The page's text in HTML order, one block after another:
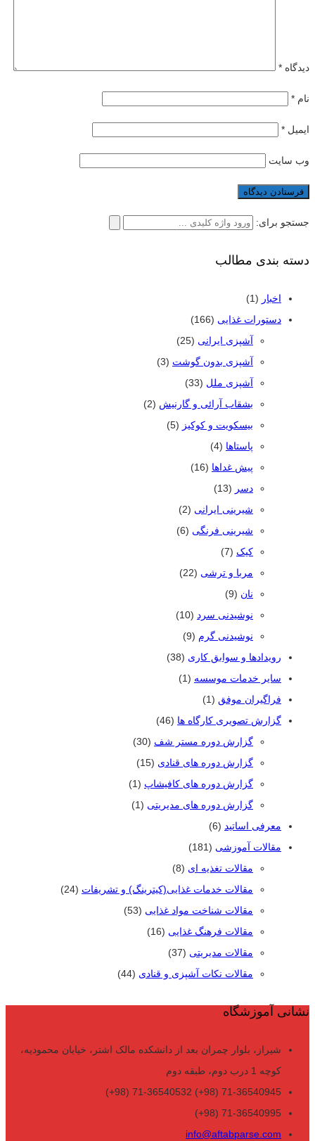
دیدگاه *
نام *
ایمیل *
وب‌ سایت
جستجو برای:
دسته بندی مطالب
اخبار (1)
دستورات غذایی (166)
آشپزی ایرانی (25)
آشپزی بدون گوشت (3)
آشپزی ملل (33)
بشقاب آرائی و گارنیش (2)
بیسکویت و کوکیز (5)
پاستاها (4)
پیش غداها (16)
دسر (13)
شیرینی ایرانی (2)
شیرینی فرنگی (6)
کیک (7)
مربا و ترشی (22)
نان (9)
نوشیدنی سرد (10)
نوشیدنی گرم (9)
رویدادها و سوابق کاری (38)
سایر خدمات موسسه (1)
فراگیران موفق (1)
گزارش تصویری کارگاه ها (46)
گزارش دوره مستر شف (30)
گزارش دوره های قنادی (15)
گزارش دوره های کافیشاپ (1)
گزارش دوره های مدیریتی (1)
معرفی اساتید (6)
مقالات آموزشی (181)
مقالات تغذیه ای (8)
مقالات خدمات غذایی(کیترینگ) و تشریفات (24)
مقالات شناخت مواد غذایی (53)
مقالات فرهنگ غذایی (16)
مقالات مدیریتی (37)
مقالات نکات آشپزی و قنادی (44)
نشانی آموزشگاه
شیراز، بلوار چمران بعد از دانشکده مالک اشتر، خیابان محمودیه،
کوچه 1 درب دوم، طبقه دوم
71-36540945 (98+) 71-36540532 (98+)
71-36540995 (98+)
info@aftabparse.com